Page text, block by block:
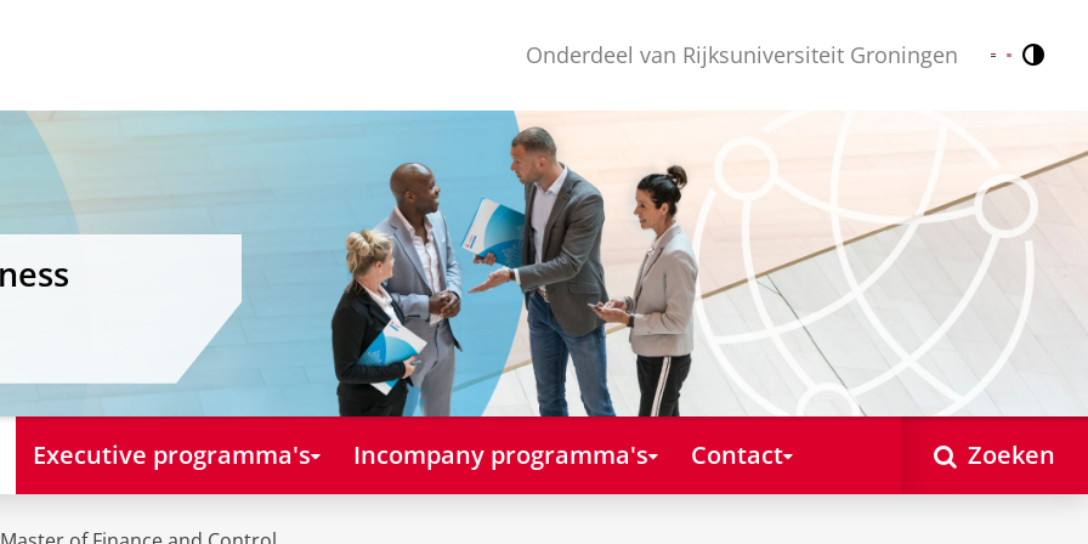
Onderdeel van Rijksuniversiteit Groningen Nederlands
English
Executive programma's Incompany programma's Contact Zoeken